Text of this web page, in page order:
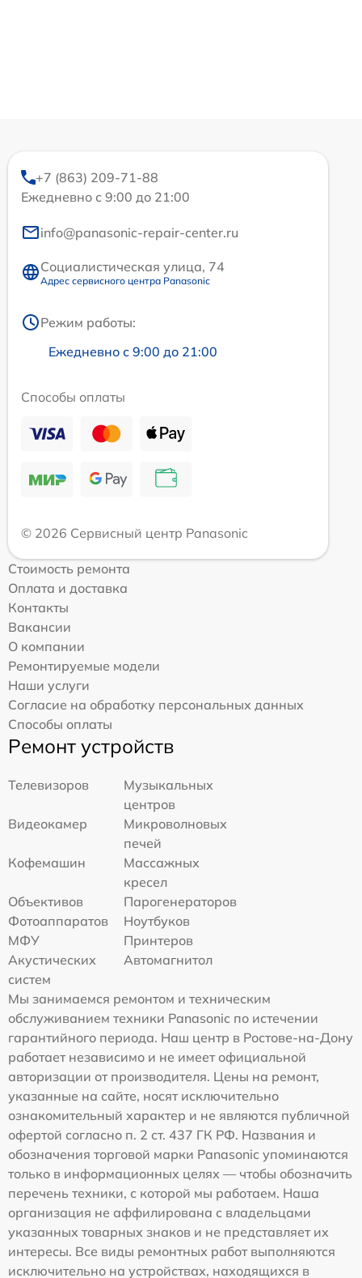
+7 (863) 209-71-88
Ежедневно с 9:00 до 21:00
info@panasonic-repair-center.ru
Социалистическая улица, 74
Адрес сервисного центра Panasonic
Режим работы:
Ежедневно с 9:00 до 21:00
Способы оплаты
© 2026 Сервисный центр Panasonic
Стоимость ремонта
Оплата и доставка
Контакты
Вакансии
О компании
Ремонтируемые модели
Наши услуги
Согласие на обработку персональных данных
Способы оплаты
Ремонт устройств
Телевизоров
Музыкальных
центров
Видеокамер
Микроволновых
печей
Кофемашин
Массажных
кресел
Объективов
Парогенераторов
Фотоаппаратов
Ноутбуков
МФУ
Принтеров
Акустических
систем
Автомагнитол
Мы занимаемся ремонтом и техническим
обслуживанием техники Panasonic по истечении
гарантийного периода. Наш центр в Ростове-на-Дону
работает независимо и не имеет официальной
авторизации от производителя. Цены на ремонт,
указанные на сайте, носят исключительно
ознакомительный характер и не являются публичной
офертой согласно п. 2 ст. 437 ГК РФ. Названия и
обозначения торговой марки Panasonic упоминаются
только в информационных целях — чтобы обозначить
перечень техники, с которой мы работаем. Наша
организация не аффилирована с владельцами
указанных товарных знаков и не представляет их
интересы. Все виды ремонтных работ выполняются
исключительно на устройствах, находящихся в